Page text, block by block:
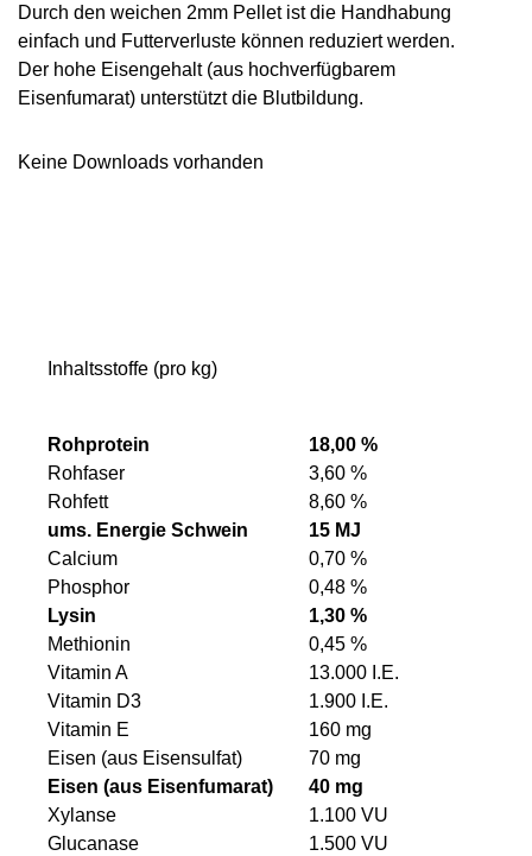
Durch den weichen 2mm Pellet ist die Handhabung
einfach und Futterverluste können reduziert werden.
Der hohe Eisengehalt (aus hochverfügbarem
Eisenfumarat) unterstützt die Blutbildung.
Keine Downloads vorhanden
Inhaltsstoffe (pro kg)
Rohprotein
18,00 %
Rohfaser
3,60 %
Rohfett
8,60 %
ums. Energie Schwein
15 MJ
Calcium
0,70 %
Phosphor
0,48 %
Lysin
1,30 %
Methionin
0,45 %
Vitamin A
13.000 I.E.
Vitamin D3
1.900 I.E.
Vitamin E
160 mg
Eisen (aus Eisensulfat)
70 mg
Eisen (aus Eisenfumarat)
40 mg
Xylanse
1.100 VU
Glucanase
1.500 VU